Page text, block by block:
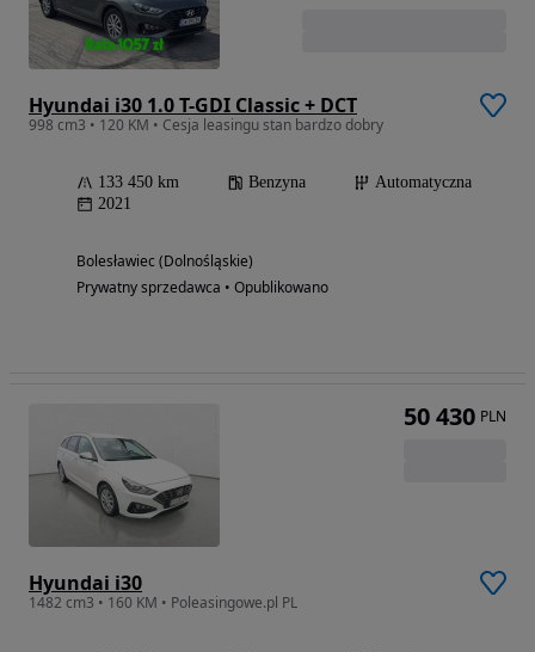
Hyundai i30 1.0 T-GDI Classic + DCT
998 cm3 • 120 KM • Cesja leasingu stan bardzo dobry
133 450 km Benzyna
Automatyczna
2021
Bolesławiec (Dolnośląskie)
Prywatny sprzedawca • Opublikowano
Hyundai i30
1482 cm3 • 160 KM • Poleasingowe.pl PL
50 430 PLN